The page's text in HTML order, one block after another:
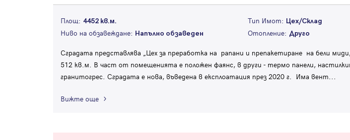
Площ: 4452 кв.м. Тип Имот: Цех/Склад
Ниво на обзавеждане: Напълно обзаведен Отопление: Друго
Сградата представлява „Цех за преработка на рапани и препакетиране на бели
512 кв.м. В част от помещенията e положен фаянс, в други - термо панели,
гранитогрес. Сградата е нова, въведена в експлоатация през 2020 г. Има вент...
Вижте още